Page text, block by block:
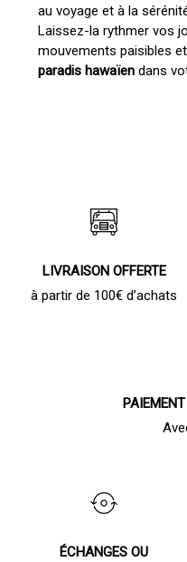
au voyage et à la
Laissez-la rythmer vos
mouvements paisibles
paradis hawaïendans
LIVRAISON OFFERTE
à partir de 100€ d’achats
ÉCHANGES OU